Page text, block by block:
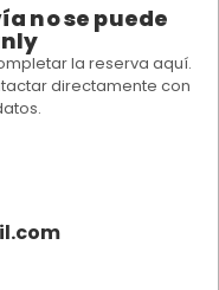
no se puede
la reserva aquí.
directamente con